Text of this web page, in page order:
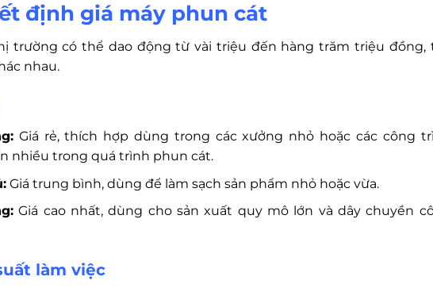
định giá máy phun cát
trường có thể dao động từ vài triệu đến hàng trăm triệu đồng,
nhau.
Giá rẻ, thích hợp dùng trong các xưởng nhỏ hoặc các công
nhiều trong quá trình phun cát.
Giá trung bình, dùng để làm sạch sản phẩm nhỏ hoặc vừa.
Giá cao nhất, dùng cho sản xuất quy mô lớn và dây chuyền
làm việc